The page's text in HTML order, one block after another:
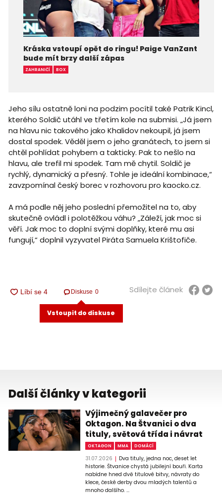
Kráska vstoupí opět do ringu! Paige VanZant
bude mít brzy další zápas
ZAHRANIČÍ BOX
Jeho sílu ostatně loni na podzim pocítil také Patrik Kincl,
kterého Soldič utáhl ve třetím kole na submisi. „Já jsem
na hlavu nic takového jako Khalidov nekoupil, já jsem
dostal spodek. Věděl jsem o jeho granátech, to jsem si
chtěl pohlídat pohybem a takticky. Pak to nešlo na
hlavu, ale trefil mi spodek. Tam mě chytil. Soldič je
rychlý, dynamický a přesný. Tohle je ideální kombinace,“
zavzpomínal český borec v rozhovoru pro kaocko.cz.
A má podle něj jeho poslední přemožitel na to, aby
skutečně ovládl i polotěžkou váhu? „Záleží, jak moc si
věří. Jak moc to doplní svými doplňky, které mu asi
fungují,“ doplnil vyzyvatel Piráta Samuela Krištofiče.
Diskuse 0
Vstoupit do diskuse
Sdílejte článek
Další články v kategorii
Výjimečný galavečer pro
Oktagon. Na Štvanici o dva
tituly, světová třída i návrat
OKTAGON MMA DOMÁCÍ
31.07.2026
Dva tituly, jedna noc, deset let
historie. Štvanice chystá jubilejní bouři. Karta
nabídne hned dvě titulové bitvy, návraty do
klece, české derby dvou mladých talentů a
mnoho dalšího. ...